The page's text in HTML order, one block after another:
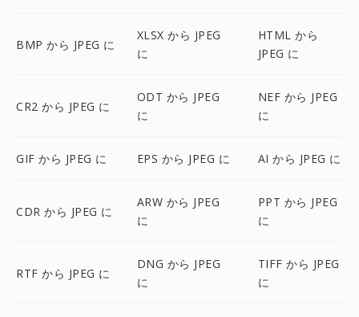
BMP から JPEG に
XLSX から JPEG
に
HTML から
JPEG に
CR2 から JPEG に
ODT から JPEG
に
NEF から JPEG
に
GIF から JPEG に EPS から JPEG に AI から JPEG に
CDR から JPEG に
ARW から JPEG
に
PPT から JPEG
に
RTF から JPEG に
DNG から JPEG
に
TIFF から JPEG
に